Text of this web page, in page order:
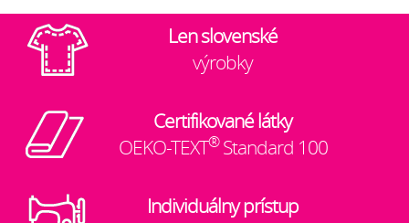
Len slovenské
výrobky
Certifikované látky
OEKO-TEXT®Standard 100
Individuálny prístup